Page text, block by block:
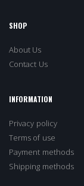
SHOP
About Us
Contact Us
INFORMATION
Privacy policy
Terms of use
Payment methods
Shipping methods